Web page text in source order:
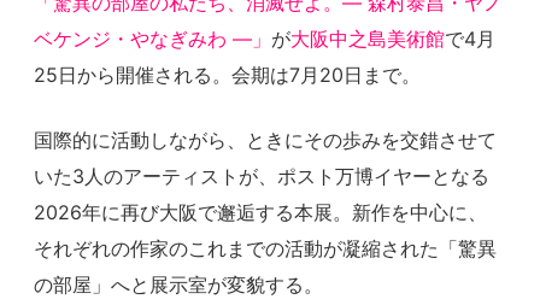
ベケンジ・やなぎみわ —」 が大阪中之島美術館で4月
25日から開催される。会期は7月20日まで。
国際的に活動しながら、ときにその歩みを交錯させて
いた3人のアーティストが、ポスト万博イヤーとなる
2026年に再び大阪で邂逅する本展。新作を中心に、
それぞれの作家のこれまでの活動が凝縮された「驚異
の部屋」へと展示室が変貌する。